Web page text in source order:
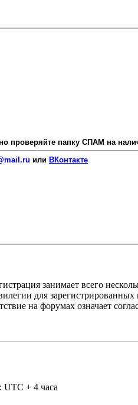
проверяйте папку СПАМ на
или ВКонтакте
занимает всего
для
на форумах означает
UTC + 4 часа